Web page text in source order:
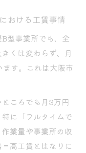
おける工賃事情
型事業所でも、全
くは変わらず、月
す。これは大阪市
ころでも月3万円
に「フルタイムで
業量や事業所の収
高工賃とはなりに